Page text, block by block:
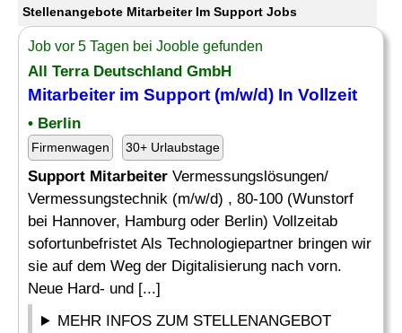
Stellenangebote Mitarbeiter Im Support Jobs
Job vor 5 Tagen bei Jooble gefunden
All Terra Deutschland GmbH
Mitarbeiter im Support (m/w/d) In Vollzeit
• Berlin
Firmenwagen 30+ Urlaubstage
Support Mitarbeiter Vermessungslösungen/
Vermessungstechnik (m/w/d) , 80-100 (Wunstorf
bei Hannover, Hamburg oder Berlin) Vollzeitab
sofortunbefristet Als Technologiepartner bringen wir
sie auf dem Weg der Digitalisierung nach vorn.
Neue Hard- und [...]
MEHR INFOS ZUM STELLENANGEBOT